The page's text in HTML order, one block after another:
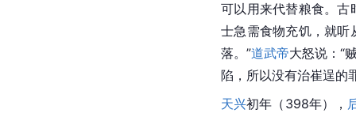
可以用来代替粮食。古
士急需食物充饥，就听
落。”道武帝大怒说：“
陷，所以没有治崔逞的
天兴初年（398年），